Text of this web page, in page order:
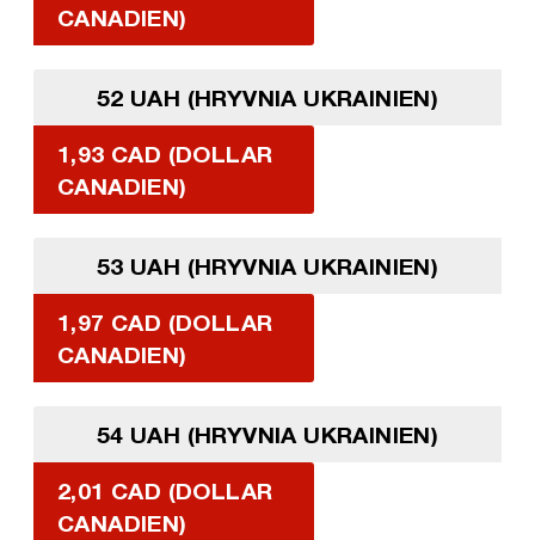
CANADIEN)
52 UAH (HRYVNIA UKRAINIEN)
1,93 CAD (DOLLAR
CANADIEN)
53 UAH (HRYVNIA UKRAINIEN)
1,97 CAD (DOLLAR
CANADIEN)
54 UAH (HRYVNIA UKRAINIEN)
2,01 CAD (DOLLAR
CANADIEN)